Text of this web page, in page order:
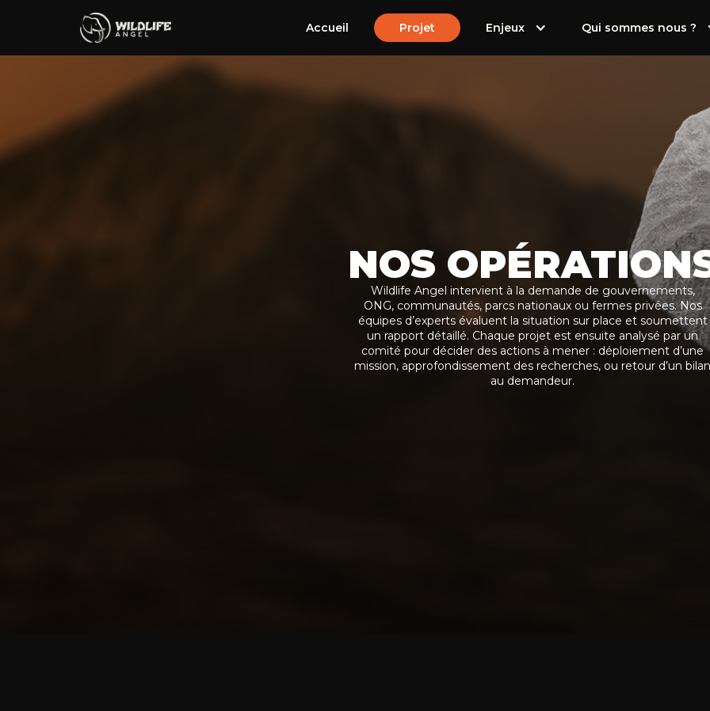
Accueil Projet Enjeux Qui sommes nous ?
NOS
Wildlife Angel intervient à la demande de gouvernements,
ONG, communautés, parcs nationaux ou fermes privées. Nos
équipes d’experts évaluent la situation sur place et soumettent
un rapport détaillé. Chaque projet est ensuite analysé par un
comité pour décider des actions à mener : déploiement d’une
mission, approfondissement des recherches, ou retour d’un bilan
au demandeur.